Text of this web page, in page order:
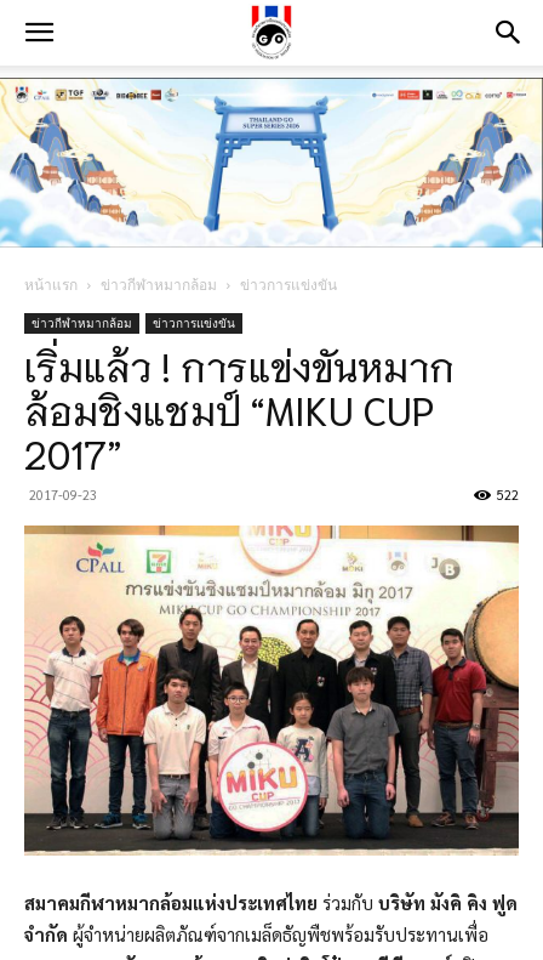
หน้าแรก ข่าวกีฬาหมากล้อม ข่าวการแข่งขัน
ข่าวกีฬาหมากล้อม ข่าวการแข่งขัน
เริ่มแล้ว ! การแข่งขันหมาก
ล้อมชิงแชมป์ “MIKU CUP
2017”
2017-09-23 522
สมาคมกีฬาหมากล้อมแห่งประเทศไทย ร่วมกับ บริษัท มังคิ คิง ฟูด
จำกัด ผู้จำหน่ายผลิตภัณฑ์จากเมล็ดธัญพืชพร้อมรับประทานเพื่อ